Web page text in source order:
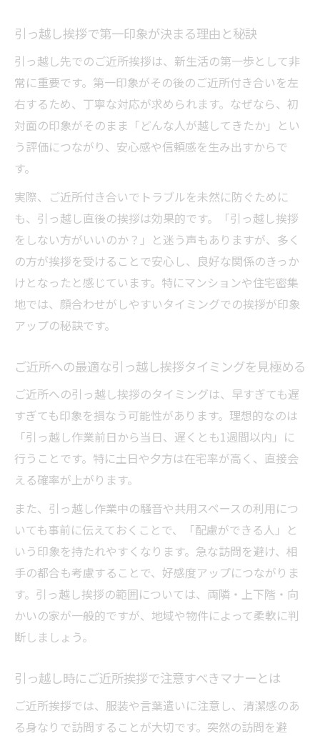
失敗しない引っ越し挨拶文の作り方
引っ越し挨拶文の基本構成と書き方ポイン
ト
ご近所が安心する引っ越し挨拶文例の活用
法
引っ越し時の挨拶文に盛り込むべき配慮事
ご近所との距離感を縮める引っ越し挨拶文
のコツ
引っ越しで失礼にならない挨拶文例を解説
ご近所付き合いを始める手土産選びのポイント
引っ越しで喜ばれるご近所手土産の選び方
手土産選びで失敗しない引っ越し挨拶の極
意
は
引っ越し時におすすめの消耗品系手土産を
解説
ご近所挨拶で印象が上がる手土産選びの基
準
引っ越し挨拶のベストタイミングとその理
由
引っ越し挨拶のタイミングで悩まない決め
方
帯
引っ越し挨拶をする際の訪問時間マナー徹
底解説
引っ越し挨拶で第一印象が決まる理由と秘訣
引っ越し先でのご近所挨拶は、新生活の第一歩として非
常に重要です。第一印象がその後のご近所付き合いを左
右するため、丁寧な対応が求められます。なぜなら、初
対面の印象がそのまま「どんな人が越してきたか」とい
う評価につながり、安心感や信頼感を生み出すからで
す。
実際、ご近所付き合いでトラブルを未然に防ぐために
も、引っ越し直後の挨拶は効果的です。「引っ越し挨拶
をしない方がいいのか？」と迷う声もありますが、多く
の方が挨拶を受けることで安心し、良好な関係のきっか
けとなったと感じています。特にマンションや住宅密集
地では、顔合わせがしやすいタイミングでの挨拶が印象
アップの秘訣です。
ご近所への最適な引っ越し挨拶タイミングを見極める
ご近所への引っ越し挨拶のタイミングは、早すぎても遅
すぎても印象を損なう可能性があります。理想的なのは
「引っ越し作業前日から当日、遅くとも1週間以内」に
行うことです。特に土日や夕方は在宅率が高く、直接会
える確率が上がります。
また、引っ越し作業中の騒音や共用スペースの利用につ
いても事前に伝えておくことで、「配慮ができる人」と
いう印象を持たれやすくなります。急な訪問を避け、相
手の都合も考慮することで、好感度アップにつながりま
す。引っ越し挨拶の範囲については、両隣・上下階・向
かいの家が一般的ですが、地域や物件によって柔軟に判
断しましょう。
引っ越し時にご近所挨拶で注意すべきマナーとは
ご近所挨拶では、服装や言葉遣いに注意し、清潔感のあ
る身なりで訪問することが大切です。突然の訪問を避